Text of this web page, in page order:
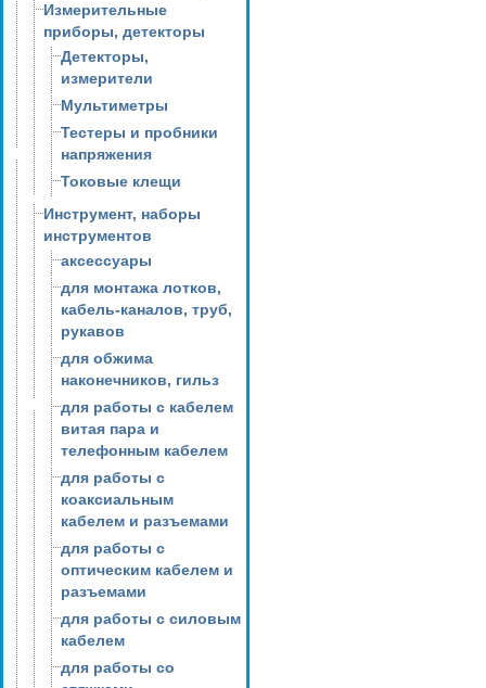
Измерительные
приборы, детекторы
Детекторы,
измерители
Мультиметры
Тестеры и пробники
напряжения
Токовые клещи
Инструмент, наборы
инструментов
аксессуары
для монтажа лотков,
кабель-каналов, труб,
рукавов
для обжима
наконечников, гильз
для работы с кабелем
витая пара и
телефонным кабелем
для работы с
коаксиальным
кабелем и разъемами
для работы с
оптическим кабелем и
разъемами
для работы с силовым
кабелем
для работы со